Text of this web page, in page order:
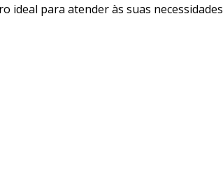
ideal para atender às suas necessidades